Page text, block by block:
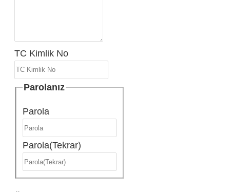
TC Kimlik No
Parolanız
Parola
Parola(Tekrar)